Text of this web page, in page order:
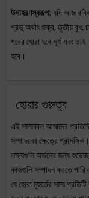
উদাহরণস্বরূপ: যদি আজ
প্রভু অর্থাৎ শুক্র, তৃতীয় বুধ,
পরের হোরা হবে সূর্য এবং
হবে।
হোরার গুরুত্ব
এই সময়কাল আমাদের
সম্পাদনের ক্ষেত্রে
লক্ষ্যগুলি অর্জনের জন্য
কাজগুলি সম্পাদন করতে পারি
যে হোরা মুহুর্তের সময়